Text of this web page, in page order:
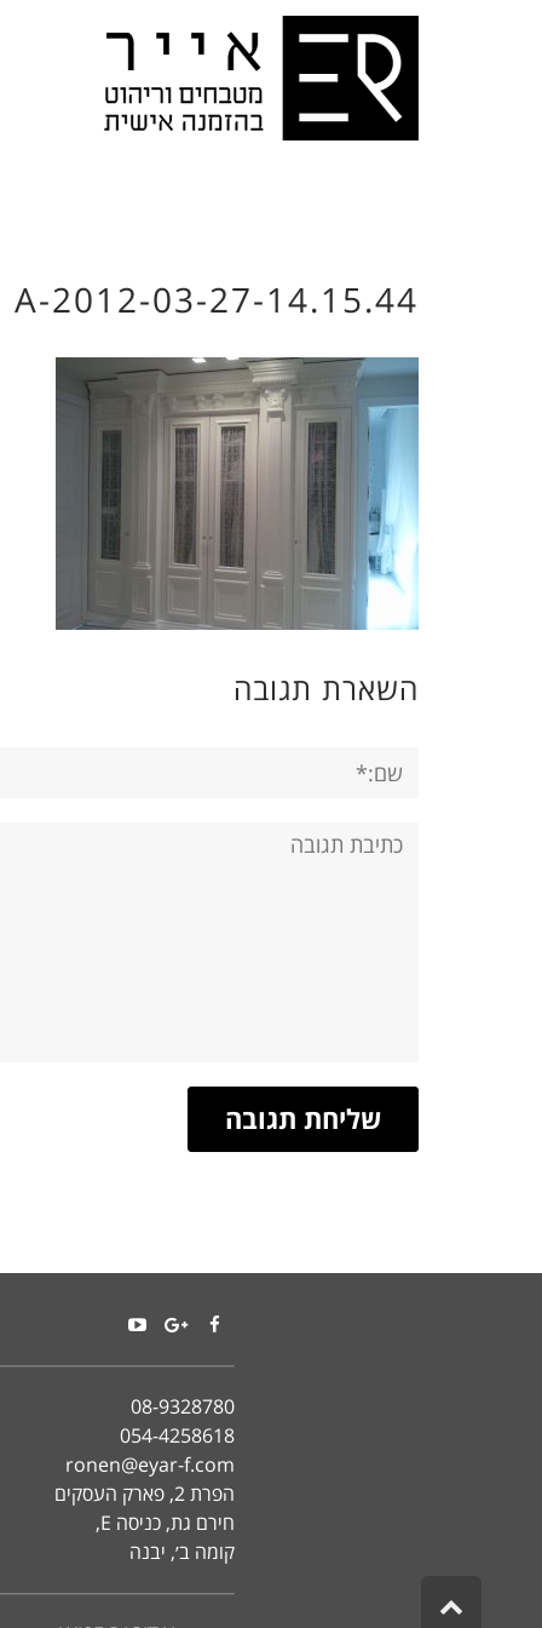
2012-03-27-14.15.44-A
השארת תגובה
תגובה:
08-9328780
054-4258618
ronen@eyar-f.com
הפרת 2, פארק העסקים
חירם גת, כניסה E,
קומה ב׳, יבנה